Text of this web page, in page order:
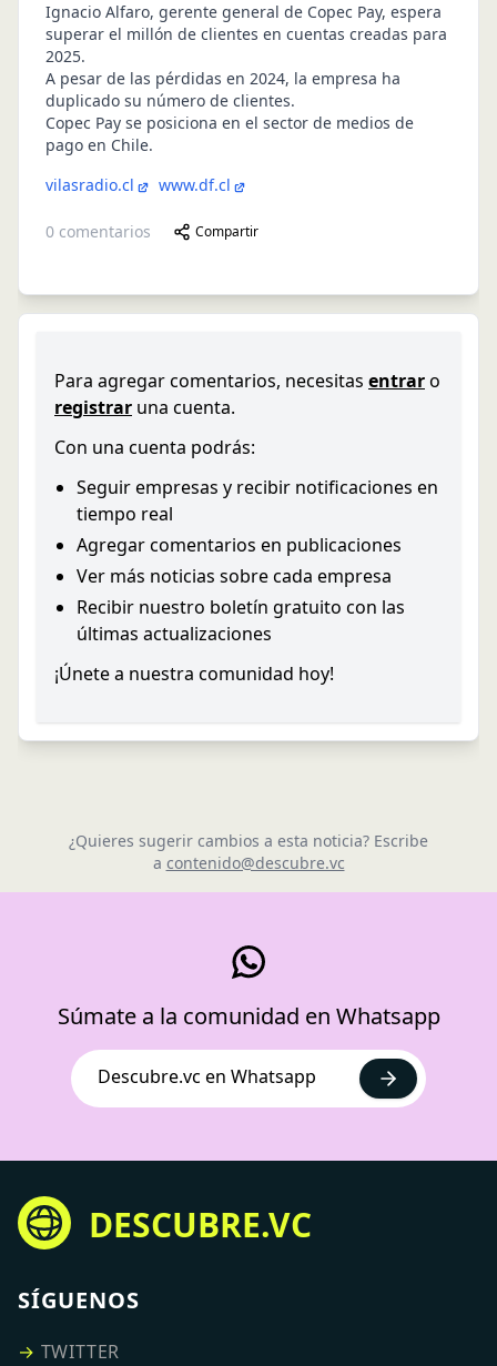
Ignacio Alfaro, gerente general de Copec Pay, espera
superar el millón de clientes en cuentas creadas para
2025.
A pesar de las pérdidas en 2024, la empresa ha
duplicado su número de clientes.
Copec Pay se posiciona en el sector de medios de
pago en Chile.
vilasradio.cl
www.df.cl
0 comentarios Compartir
Para agregar comentarios, necesitas entraro
registrar una cuenta.
Con una cuenta podrás:
Seguir empresas y recibir notificaciones en
tiempo real
Agregar comentarios en publicaciones
Ver más noticias sobre cada empresa
Recibir nuestro boletín gratuito con las
últimas actualizaciones
¡Únete a nuestra comunidad hoy!
¿Quieres sugerir cambios a esta noticia? Escribe
a contenido@descubre.vc
Súmate a la comunidad en Whatsapp
Descubre.vc en Whatsapp
DESCUBRE.VC
SÍGUENOS
→ TWITTER